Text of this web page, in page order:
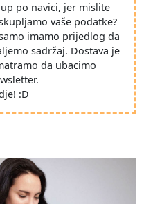
po navici, jer mislite
vaše podatke?
imamo prijedlog da
sadržaj. Dostava je
da ubacimo
:D